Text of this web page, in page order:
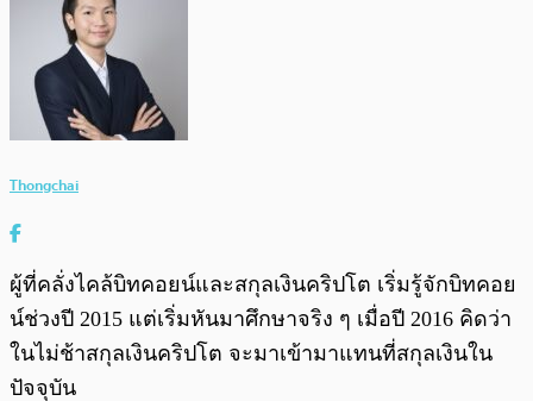
Thongchai
ผู้ที่คลั่งไคล้บิทคอยน์และสกุลเงินคริปโต เริ่มรู้จักบิทคอย
น์ช่วงปี 2015 แต่เริ่มหันมาศึกษาจริง ๆ เมื่อปี 2016 คิดว่า
ในไม่ช้าสกุลเงินคริปโต จะมาเข้ามาแทนที่สกุลเงินใน
ปัจจุบัน